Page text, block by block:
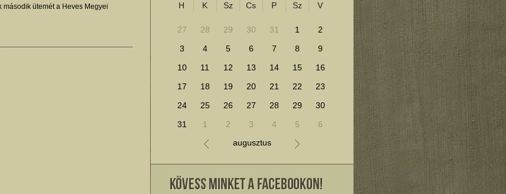
második ütemét a Heves Megyei
További cikkek megjelenítéséhez kattints ide!
H K Sz Cs P Sz V
27 28 29 30 31 1
2
3
4 5 6 7 8
9
10
11 12 13 14 15
16
17
18 19 20 21 22
23
24
25 26 27 28 29
30
31
1 2 3 4 5
6
augusztus